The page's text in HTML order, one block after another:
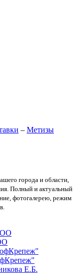
– Метизы
города и области,
Полный и актуальный
фотогалерею, режим